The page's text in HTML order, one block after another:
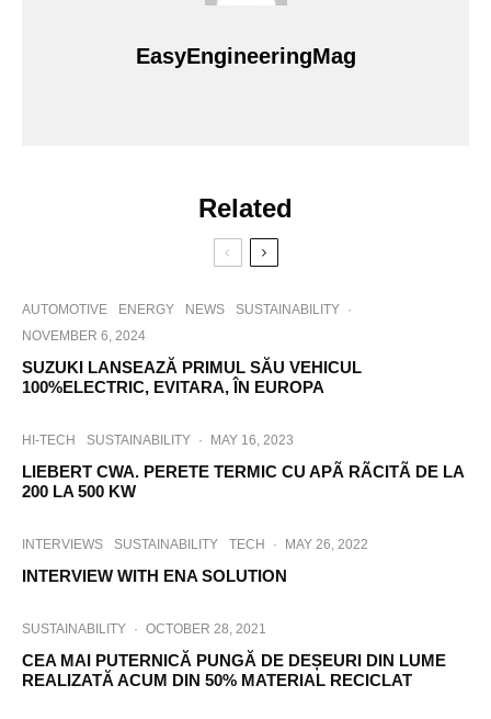
EasyEngineeringMag
Related
AUTOMOTIVE ENERGY NEWS SUSTAINABILITY ·
NOVEMBER 6, 2024
SUZUKI LANSEAZĂ PRIMUL SĂU VEHICUL
100%ELECTRIC, EVITARA, ÎN EUROPA
HI-TECH SUSTAINABILITY · MAY 16, 2023
LIEBERT CWA. PERETE TERMIC CU APÃ RÃCITÃ DE LA
200 LA 500 KW
INTERVIEWS SUSTAINABILITY TECH · MAY 26, 2022
INTERVIEW WITH ENA SOLUTION
SUSTAINABILITY · OCTOBER 28, 2021
CEA MAI PUTERNICĂ PUNGĂ DE DEȘEURI DIN LUME
REALIZATĂ ACUM DIN 50% MATERIAL RECICLAT